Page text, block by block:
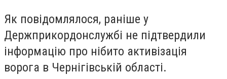
Як повідомлялося, раніше у
Держприкордонслужбі не підтвердили
інформацію про нібито активізація
ворога в Чернігівській області.